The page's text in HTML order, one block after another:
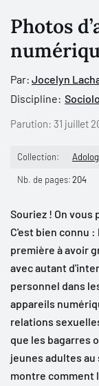
Photos
Par: Jocelyn
Discipline:
Parution: 31 juillet
Collection:
Nb. de pages:204
Souriez ! On vous
C'est bien connu
première à avoir
avec autant
personnel dans
appareils
relations
que les bagarres
jeunes adultes
montre comment